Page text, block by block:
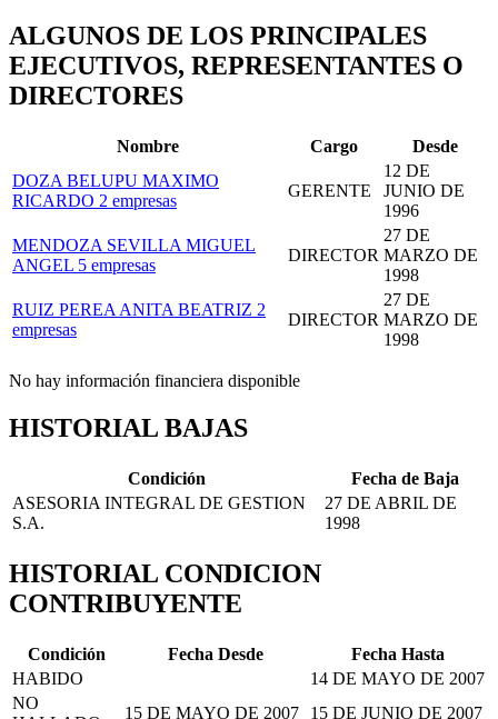
ALGUNOS DE LOS PRINCIPALES
EJECUTIVOS, REPRESENTANTES O
DIRECTORES
Nombre Cargo
Desde
DOZA BELUPU MAXIMO
RICARDO 2 empresas
GERENTE
12 DE
JUNIO DE
1996
MENDOZA SEVILLA MIGUEL
ANGEL 5 empresas
DIRECTOR
27 DE
MARZO DE
1998
RUIZ PEREA ANITA BEATRIZ 2
empresas
DIRECTOR
27 DE
MARZO DE
1998
No hay información financiera disponible
HISTORIAL BAJAS
Condición
Fecha de Baja
ASESORIA INTEGRAL DE GESTION
S.A.
27 DE ABRIL DE
1998
HISTORIAL CONDICION
CONTRIBUYENTE
Condición Fecha Desde
Fecha Hasta
HABIDO
14 DE MAYO DE 2007
NO
15 DE MAYO DE 2007 15 DE JUNIO DE 2007